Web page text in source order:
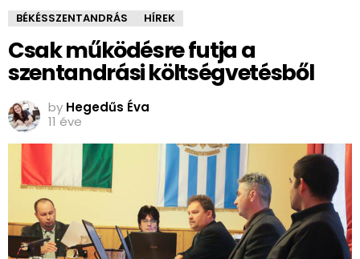
BÉKÉSSZENTANDRÁS HÍREK
Csak működésre futja a
szentandrási költségvetésből
by Hegedűs Éva
11 éve